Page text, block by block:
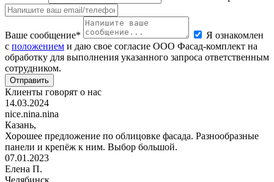
Ваше сообщение*
Я ознакомлен
с положением и даю свое согласие ООО Фасад-комплект на
обработку для выполнения указанного запроса ответственным
сотрудником.
Отправить
Клиенты говорят о нас
14.03.2024
nice.nina.nina
Казань,
Хорошее предложение по облицовке фасада. Разнообразные
панели и крепёж к ним. Выбор большой.
07.01.2023
Елена П.
Челябинск,